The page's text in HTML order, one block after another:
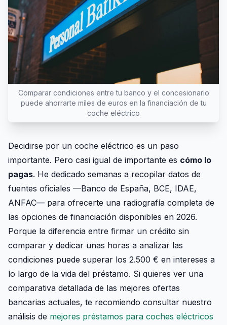
Comparar condiciones entre tu banco y el concesionario
puede ahorrarte miles de euros en la financiación de tu
coche eléctrico
Decidirse por un coche eléctrico es un paso
importante. Pero casi igual de importante es cómo lo
pagas. He dedicado semanas a recopilar datos de
fuentes oficiales —Banco de España, BCE, IDAE,
ANFAC— para ofrecerte una radiografía completa de
las opciones de financiación disponibles en 2026.
Porque la diferencia entre firmar un crédito sin
comparar y dedicar unas horas a analizar las
condiciones puede superar los 2.500 € en intereses a
lo largo de la vida del préstamo. Si quieres ver una
comparativa detallada de las mejores ofertas
bancarias actuales, te recomiendo consultar nuestro
análisis de mejores préstamos para coches eléctricos